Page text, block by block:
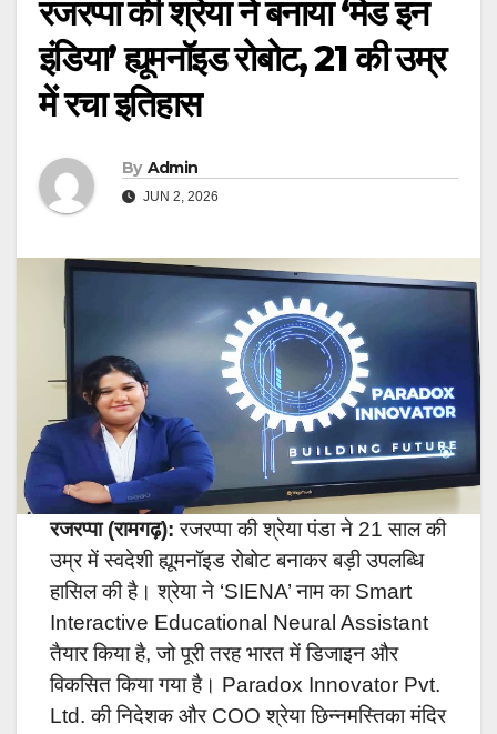
रजरप्पा की श्रेया ने बनाया ‘मेड इन
इंडिया’ ह्यूमनॉइड रोबोट, 21 की उम्र
में रचा इतिहास
By Admin
JUN 2, 2026
रजरप्पा (रामगढ़): रजरप्पा की श्रेया पंडा ने 21 साल की
उम्र में स्वदेशी ह्यूमनॉइड रोबोट बनाकर बड़ी उपलब्धि
हासिल की है। श्रेया ने ‘SIENA’ नाम का Smart
Interactive Educational Neural Assistant
तैयार किया है, जो पूरी तरह भारत में डिजाइन और
विकसित किया गया है। Paradox Innovator Pvt.
Ltd. की निदेशक और COO श्रेया छिन्नमस्तिका मंदिर